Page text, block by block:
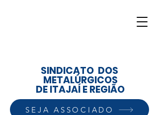
SINDICATO DOS
METALÚRGICOS
DE ITAJAÍ E REGIÃO
SEJA ASSOCIADO